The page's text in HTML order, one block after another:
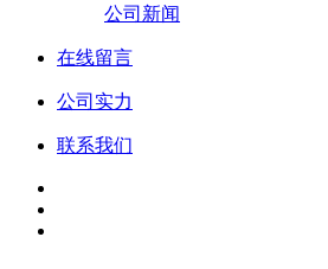
公司新闻
在线留言
公司实力
联系我们